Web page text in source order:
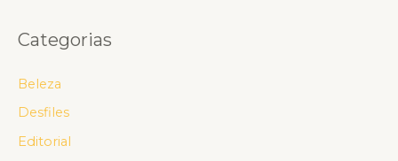
Categorias
Beleza
Desfiles
Editorial